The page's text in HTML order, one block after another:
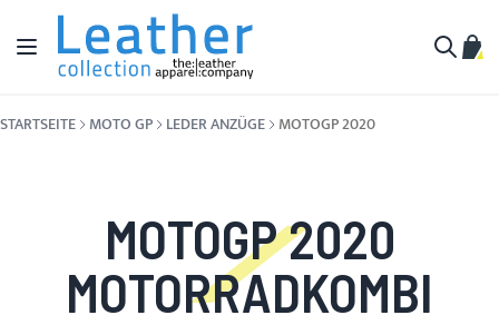
Zum Inhalt springen
Navigation umschalten
STARTSEITE MOTO GP LEDER ANZÜGE MOTOGP 2020
MOTOGP 2020
MOTORRADKOMBI